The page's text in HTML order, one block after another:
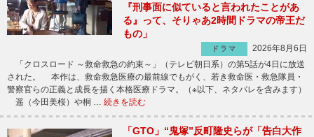
『刑事面に似ていると言われたことがあ
る』って、そりゃあ2時間ドラマの帝王だ
もの」
ドラマ
2026年8月6日
「クロスロード ～救命救急の約束～」（テレビ朝日系）の第5話が4日に放送
された。 本作は、救命救急医療の最前線でもがく、若き救命医・救急隊員・
警察官らの正義と成長を描く本格医療ドラマ。（※以下、ネタバレを含みます）
遥（今田美桜）や桐 … 続きを読む
「GTO」“鬼塚”反町隆史らが「告白大作